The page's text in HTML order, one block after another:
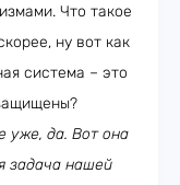
Что такое
ну вот как
система – это
уже, да. Вот она
задача нашей